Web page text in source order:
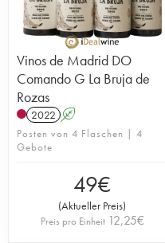
Vinos de Madrid DO
Comando G La Bruja de
Rozas
2022 A
Posten von 4 Flaschen | 4
Gebote
49€
(Aktueller Preis)
Preis pro Einheit 12,25€